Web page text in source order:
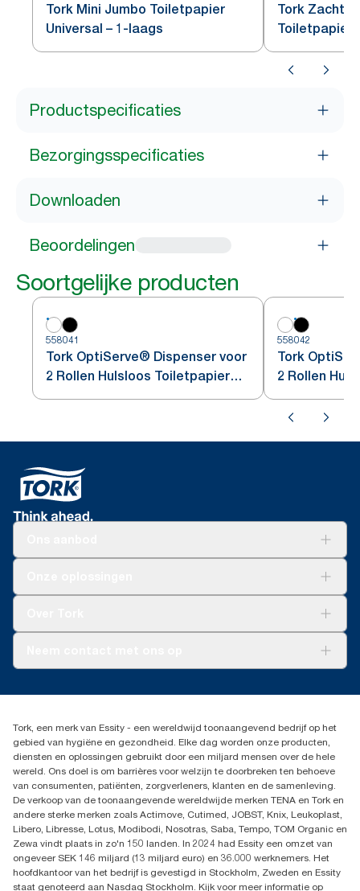
Tork Mini Jumbo Toiletpapier
Universal – 1-laags
Tork Zacht
Toiletpapier
Productspecificaties
Bezorgingsspecificaties
Downloaden
Beoordelingen
Soortgelijke producten
558041
Tork OptiServe® Dispenser voor
2 Rollen Hulsloos Toiletpapier
558042
Tork
2 Rollen
Dispenserklacht
02 766 05 30
Essity Belgium NV
Berkenlaan 8B
1831 MACHELEN
Tork, een merk van Essity - een wereldwijd toonaangevend bedrijf op het
gebied van hygiëne en gezondheid. Elke dag worden onze producten,
diensten en oplossingen gebruikt door een miljard mensen over de hele
wereld. Ons doel is om barrières voor welzijn te doorbreken ten behoeve
van consumenten, patiënten, zorgverleners, klanten en de samenleving.
De verkoop van de toonaangevende wereldwijde merken TENA en Tork en
andere sterke merken zoals Actimove, Cutimed, JOBST, Knix, Leukoplast,
Libero, Libresse, Lotus, Modibodi, Nosotras, Saba, Tempo, TOM Organic en
Zewa vindt plaats in zo'n 150 landen. In 2024 had Essity een omzet van
ongeveer SEK 146 miljard (13 miljard euro) en 36.000 werknemers. Het
hoofdkantoor van het bedrijf is gevestigd in Stockholm, Zweden en Essity
staat genoteerd aan Nasdaq Stockholm. Kijk voor meer informatie op